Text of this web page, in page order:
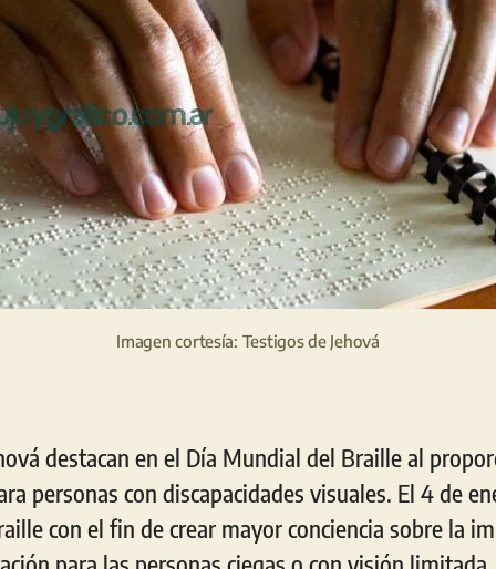
Imagen cortesía: Testigos de Jehová
destacan en el Día Mundial del Braille al
personas con discapacidades visuales. El 4 de
con el fin de crear mayor conciencia sobre la